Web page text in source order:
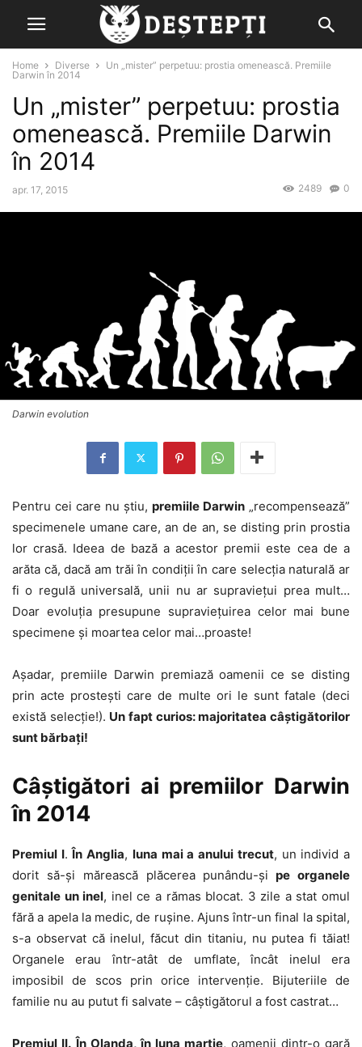
Home Diverse
Un „mister” perpetuu: prostia omenească. Premiile
Darwin în 2014
Un „mister” perpetuu: prostia
omenească. Premiile Darwin
în 2014
apr. 17, 2015 0
2489
Darwin evolution
Pentru cei care nu știu, premiile Darwin „recompensează”
specimenele umane care, an de an, se disting prin prostia
lor crasă. Ideea de bază a acestor premii este cea de a
arăta că, dacă am trăi în condiții în care selecția naturală ar
fi o regulă universală, unii nu ar supraviețui prea mult…
Doar evoluția presupune supraviețuirea celor mai bune
specimene și moartea celor mai…proaste!
Așadar, premiile Darwin premiază oamenii ce se disting
prin acte prostești care de multe ori le sunt fatale (deci
există selecție!). Un fapt curios: majoritatea câștigătorilor
sunt bărbați!
Câștigători ai premiilor Darwin
în 2014
Premiul I.În Anglia, luna mai a anului trecut, un individ a
dorit să-și mărească plăcerea punându-și pe organele
genitale un inel, inel ce a rămas blocat. 3 zile a stat omul
fără a apela la medic, de rușine. Ajuns într-un final la spital,
s-a observat că inelul, făcut din titaniu, nu putea fi tăiat!
Organele erau într-atât de umflate, încât inelul era
imposibil de scos prin orice intervenție. Bijuteriile de
familie nu au putut fi salvate – câștigătorul a fost castrat…
Premiul II. În Olanda, în luna martie, oamenii dintr-o gară